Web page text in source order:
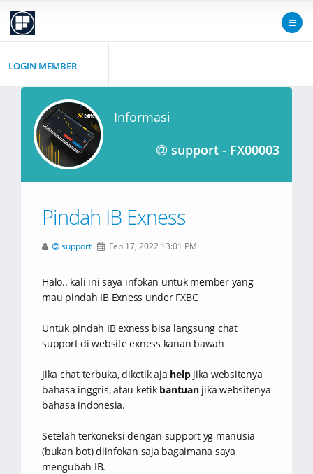
LOGIN MEMBER
Informasi
support - FX00003
Pindah IB Exness
support Feb 17, 2022 13:01 PM
Halo.. kali ini saya infokan untuk member yang
mau pindah IB Exness under FXBC
Untuk pindah IB exness bisa langsung chat
support di website exness kanan bawah
Jika chat terbuka, diketik aja helpjika websitenya
bahasa inggris, atau ketik bantuanjika websitenya
bahasa indonesia.
Setelah terkoneksi dengan support yg manusia
(bukan bot) diinfokan saja bagaimana saya
mengubah IB.